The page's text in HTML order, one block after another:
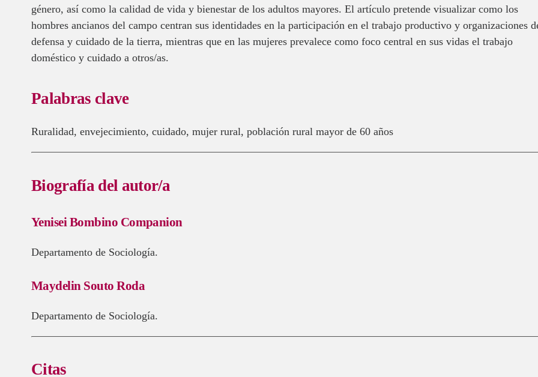
género, así como la calidad de vida y bienestar de los adultos mayores. El artículo pretende visualizar como los
hombres ancianos del campo centran sus identidades en la participación en el trabajo productivo y organizaciones
defensa y cuidado de la tierra, mientras que en las mujeres prevalece como foco central en sus vidas el trabajo
doméstico y cuidado a otros/as.
Palabras clave
ruralidad, envejecimiento, cuidado, mujer rural, población rural mayor de 60 años
Biografía del autor/a
Yenisei Bombino Companion
Departamento de Sociología.
Maydelin Souto Roda
Departamento de Sociología.
Citas